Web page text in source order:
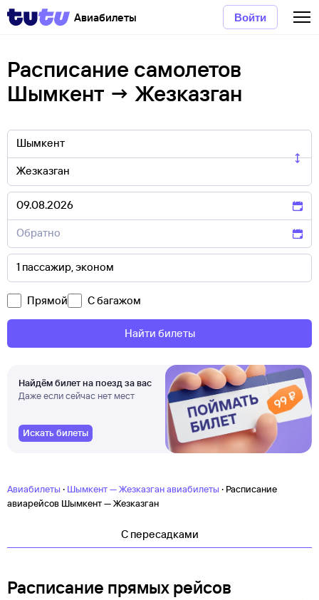
Авиабилеты Войти
Расписание самолетов
Шымкент → Жезказган
Прямой С багажом
Найти билеты
Найдём билет на поезд за вас
Даже если сейчас нет мест
Искать билеты
Авиабилеты · Шымкент — Жезказган авиабилеты · Расписание
авиарейсов Шымкент — Жезказган
C пересадками
Расписание прямых рейсов